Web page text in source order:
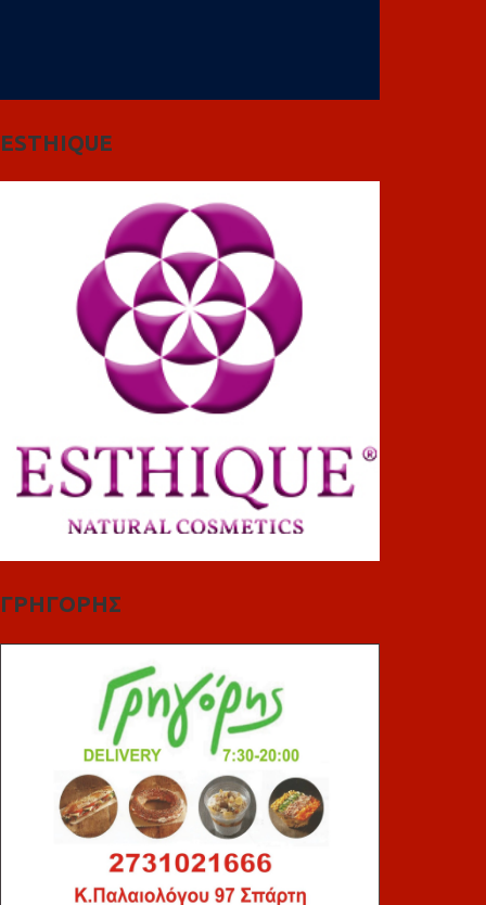
ESTHIQUE
ΓΡΗΓΟΡΗΣ